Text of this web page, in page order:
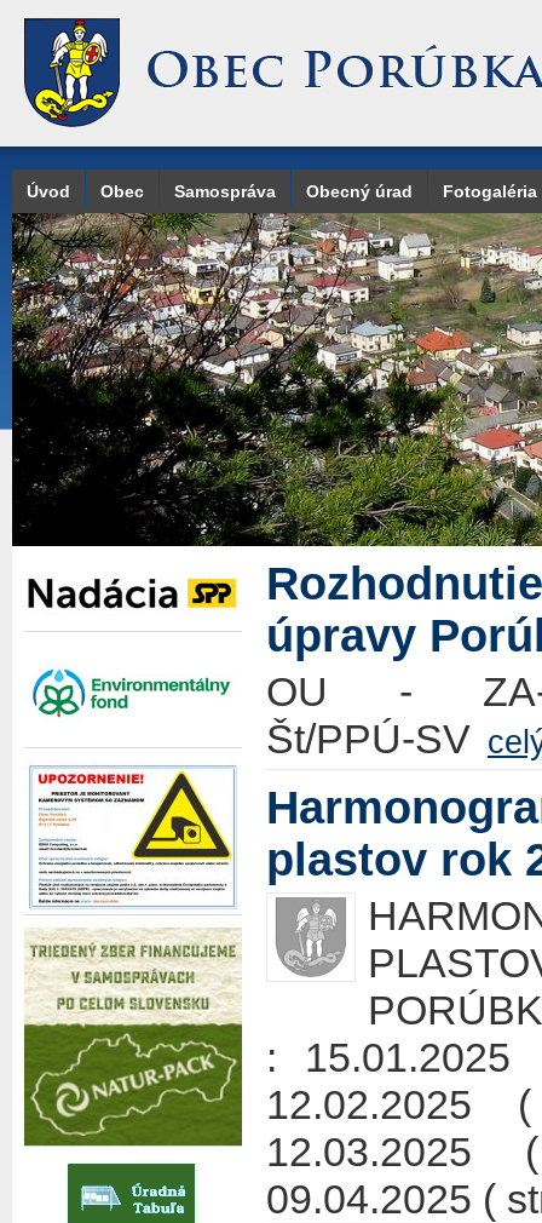
Úvod Obec Samospráva Obecný úrad Fotogaléria
úpravy
OU - ZA-
Št/PPÚ-SV
plastov rok
:
12.02.2025
09.04.2025 (